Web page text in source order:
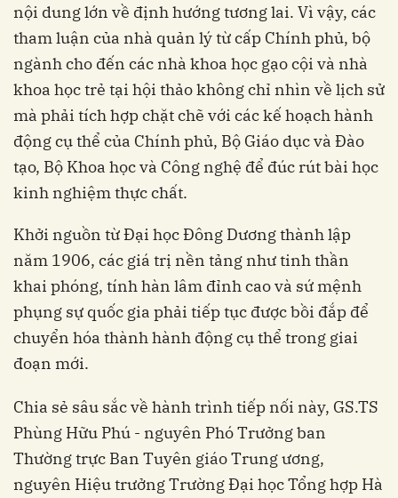
nội dung lớn về định hướng tương lai. Vì vậy, các
tham luận của nhà quản lý từ cấp Chính phủ, bộ
ngành cho đến các nhà khoa học gạo cội và nhà
khoa học trẻ tại hội thảo không chỉ nhìn về lịch sử
mà phải tích hợp chặt chẽ với các kế hoạch hành
động cụ thể của Chính phủ, Bộ Giáo dục và Đào
tạo, Bộ Khoa học và Công nghệ để đúc rút bài học
kinh nghiệm thực chất.
Khởi nguồn từ Đại học Đông Dương thành lập
năm 1906, các giá trị nền tảng như tinh thần
khai phóng, tính hàn lâm đỉnh cao và sứ mệnh
phụng sự quốc gia phải tiếp tục được bồi đắp để
chuyển hóa thành hành động cụ thể trong giai
đoạn mới.
Chia sẻ sâu sắc về hành trình tiếp nối này, GS.TS
Phùng Hữu Phú - nguyên Phó Trưởng ban
Thường trực Ban Tuyên giáo Trung ương,
nguyên Hiệu trưởng Trường Đại học Tổng hợp Hà